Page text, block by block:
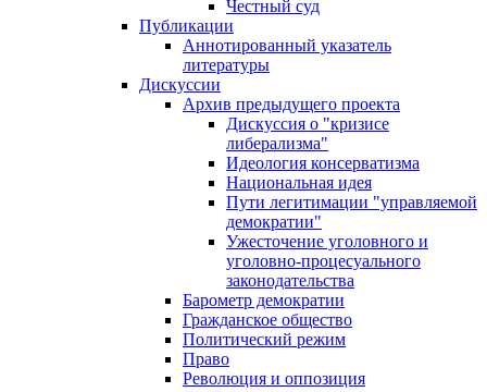
Честный суд
Публикации
Аннотированный указатель
литературы
Дискуссии
Архив предыдущего проекта
Дискуссия о "кризисе
либерализма"
Идеология консерватизма
Национальная идея
Пути легитимации "управляемой
демократии"
Ужесточение уголовного и
уголовно-процесуального
законодательства
Барометр демократии
Гражданское общество
Политический режим
Право
Революция и оппозиция